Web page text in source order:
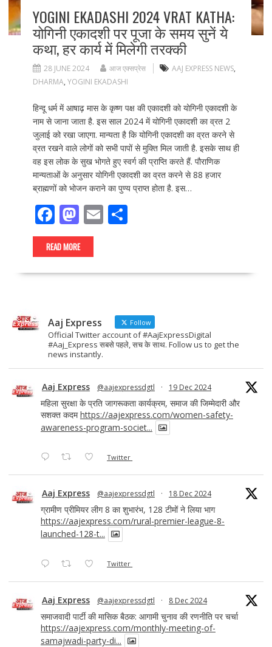
YOGINI EKADASHI 2024 VRAT KATHA:
योगिनी एकादशी पर पूजा के समय सुनें ये
कथा, हर कार्य में मिलेगी तरक्की
28 JUNE 2024 आज एक्सप्रेस AAJ EXPRESS NEWS,
DHARMA, YOGINI EKADASHI
हिन्दू धर्म में आषाढ़ मास के कृष्ण पक्ष की एकादशी को योगिनी एकादशी के
नाम से जाना जाता है. इस साल 2024 में योगिनी एकादशी का व्रत 2
जुलाई को रखा जाएगा. मान्यता है कि योगिनी एकादशी का व्रत करने से
व्रत रखने वाले लोगों को सभी पापों से मुक्ति मिल जाती है. इसके साथ ही
वह इस लोक के सुख भोगते हुए स्वर्ग की प्राप्ति करते हैं. पौराणिक
मान्यताओं के अनुसार योगिनी एकादशी का व्रत करने से 88 हजार
ब्राह्मणों को भोजन कराने का पुण्य प्राप्त होता है. इस…
F
ac
e
b
k
M
as
to
d
E
l
S
e
READ MORE
Aaj Express Follow
Official Twitter account of #AajExpressDigital
#Aaj_Express सबसे पहले, सच के साथ. Follow us to get the
news instantly.
Aaj Express @aajexpressdgtl · 19 Dec 2024
महिला सुरक्षा के प्रति जागरूकता कार्यक्रम, समाज की जिम्मेदारी और
सशक्त कदमhttps://aajexpress.com/women-safety-
awareness-program-societ...
Twitter
Aaj Express @aajexpressdgtl · 18 Dec 2024
ग्रामीण प्रीमियर लीग 8 का शुभारंभ, 128 टीमों ने लिया भाग
https://aajexpress.com/rural-premier-league-8-
launched-128-t...
Twitter
Aaj Express @aajexpressdgtl · 8 Dec 2024
समाजवादी पार्टी की मासिक बैठक: आगामी चुनाव की रणनीति पर चर्चा
https://aajexpress.com/monthly-meeting-of-
samajwadi-party-di...